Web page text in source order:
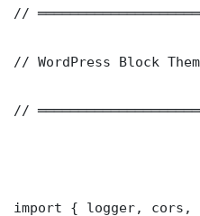
//
// WordPress Block
//
import { logger, cors,